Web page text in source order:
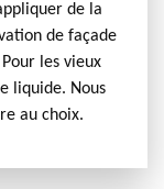
de la
de façade
les vieux
liquide. Nous
au choix.